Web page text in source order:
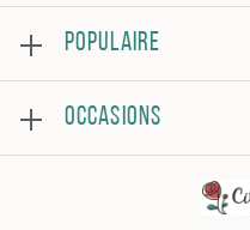
Examen
Foire aux questions
Conditions générales
Politique de confidentialité
Contacter
POPULAIRE
Roses
Bouquets
OCCASIONS